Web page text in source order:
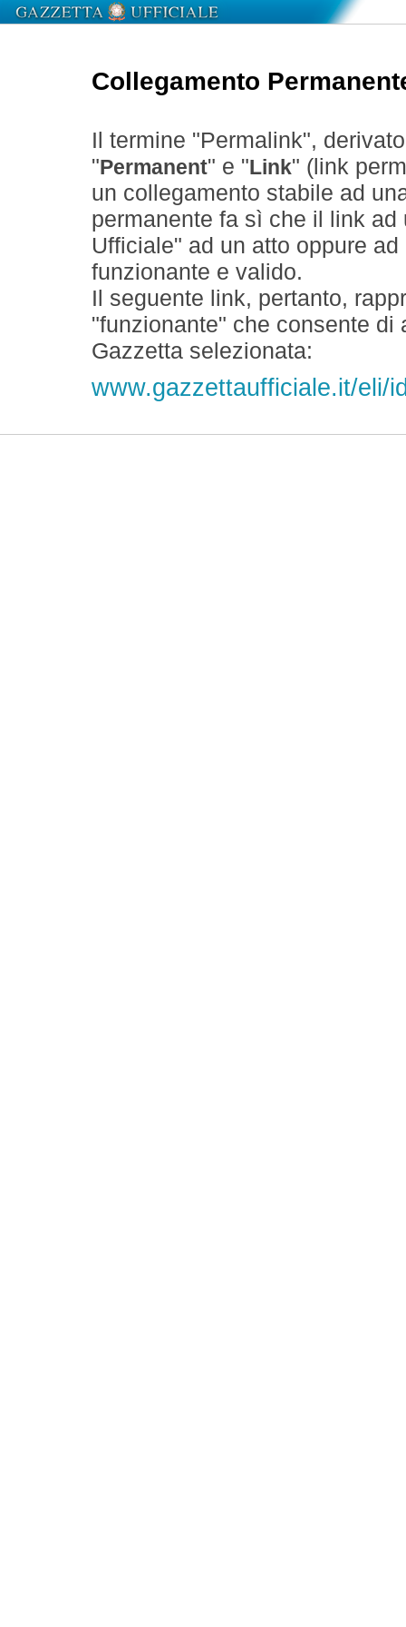
Collegamento
Il termine "Permalink",
" Permanent" e " Link" (link
un collegamento stabile ad
permanente fa sì che il link
Ufficiale" ad un atto oppure
funzionante e valido.
Il seguente link, pertanto,
"funzionante" che consente
Gazzetta selezionata:
www.gazzettaufficiale.it/eli/